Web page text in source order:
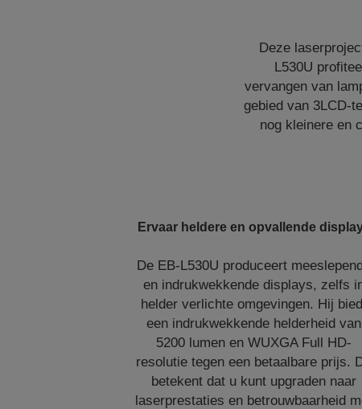
Deze
L530U
vervangen van
gebied van 3LCD-
nog kleinere en
Ervaar heldere en opvallende
De EB-L530U produceert
en indrukwekkende displays, zelfs
helder verlichte omgevingen. Hij
een indrukwekkende helderheid van
5200 lumen en WUXGA Full HD-
resolutie tegen een betaalbare prijs.
betekent dat u kunt upgraden naar
laserprestaties en betrouwbaarheid